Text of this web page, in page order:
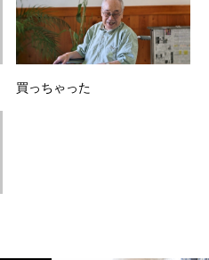
買っちゃった